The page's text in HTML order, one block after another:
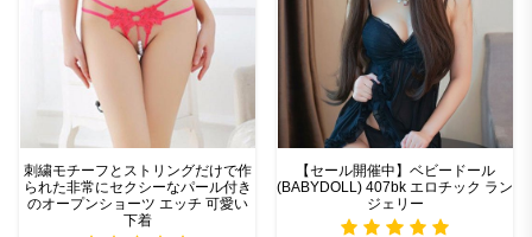
刺繍モチーフとストリングだけで作
られた非常にセクシーなパール付き
のオープンショーツ エッチ 可愛い
下着
【セール開催中】ベビードール
(BABYDOLL) 407bk エロチック ラン
ジェリー